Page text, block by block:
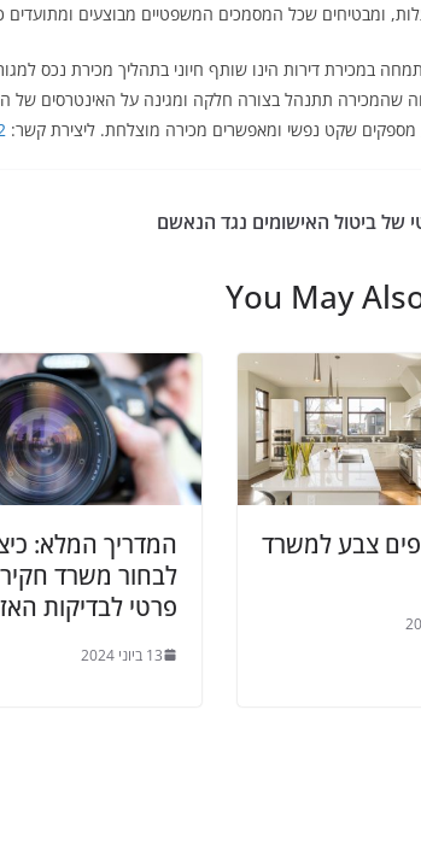
ומבטיחים שכל המסמכים המשפטיים מבוצעים ומתועדים
במכירת דירות הינו שותף חיוני בתהליך מכירת נכס
שהמכירה תתנהל בצורה חלקה ומגינה על האינטרסים
שקט נפשי ומאפשרים מכירה מוצלחת. ליצירת קשר:
של ביטול האישומים נגד הנאשם
You May
צבע למשרד
המדריך המלא:
לבחור משרד
פרטי לבדיקות
13 ביוני 2024